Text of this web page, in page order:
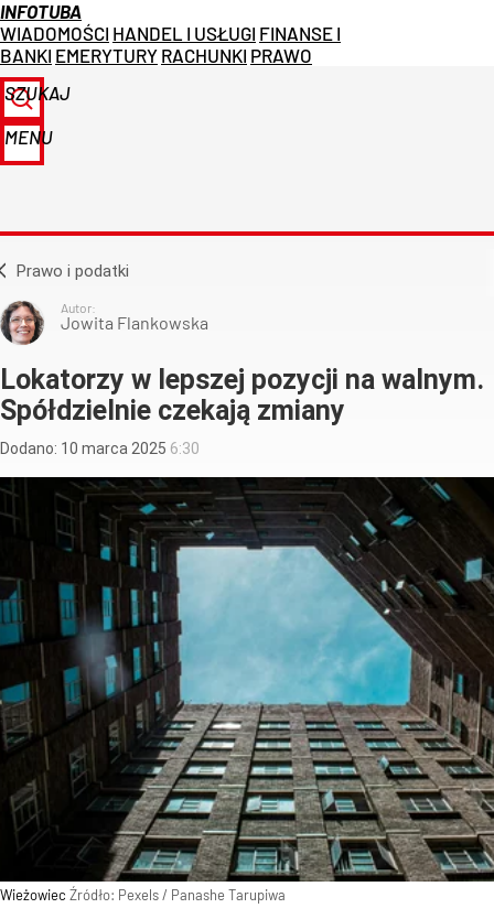
INFOTUBA
WIADOMOŚCI HANDEL I USŁUGI FINANSE I
BANKI EMERYTURY RACHUNKI PRAWO
SZUKAJ
MENU
Prawo i podatki
Autor:
Jowita Flankowska
Lokatorzy w lepszej pozycji na walnym.
Spółdzielnie czekają zmiany
Dodano: 10 marca 2025 6:30
Wieżowiec Źródło: Pexels/ Panashe Tarupiwa